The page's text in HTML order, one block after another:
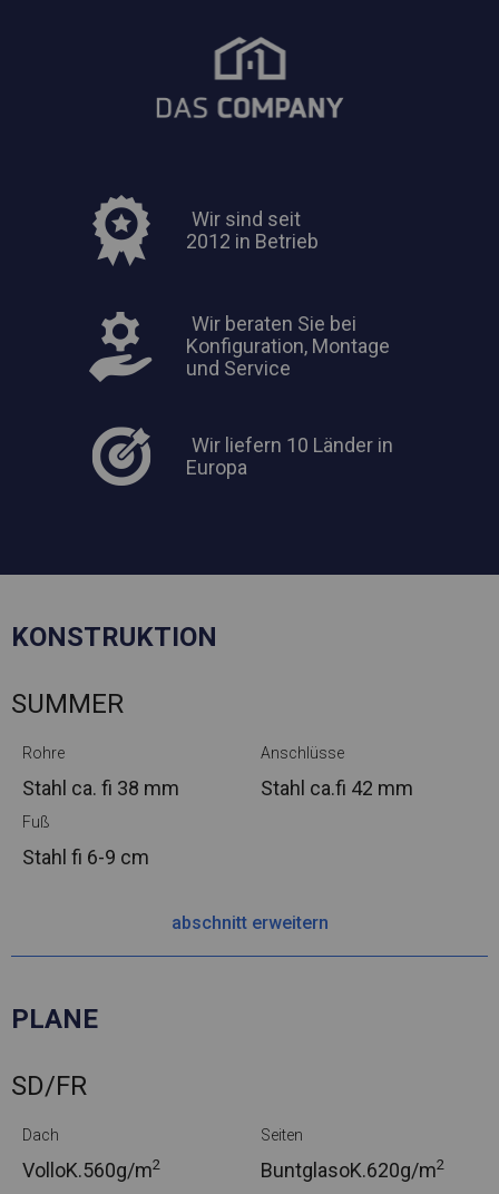
Wir sind seit
2012 in Betrieb
Wir beraten Sie bei
Konfiguration, Montage
und Service
Wir liefern 10 Länder in
Europa
KONSTRUKTION
SUMMER
Rohre
Stahl ca. fi 38 mm
Anschlüsse
Stahl ca.fi 42 mm
Fuß
Stahl fi 6-9 cm
abschnitt erweitern
PLANE
SD/FR
Dach
VolloK.560g/m2
Seiten
BuntglasoK.620g/m2